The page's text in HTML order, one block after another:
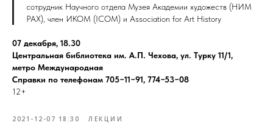
сотрудник Научного отдела Музея Академии художеств (НИМ
РАХ), член ИКОМ (ICOM) и Association for Art History
07 декабря, 18.30
Центральная библиотека им. А.П. Чехова, ул. Турку 11/1,
метро Международная
Справки по телефонам 705−11−91, 774−53−08
12+
2021-12-07 18:30 ЛЕКЦИИ